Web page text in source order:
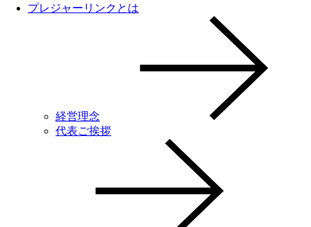
プレジャーリンクとは
経営理念
代表ご挨拶